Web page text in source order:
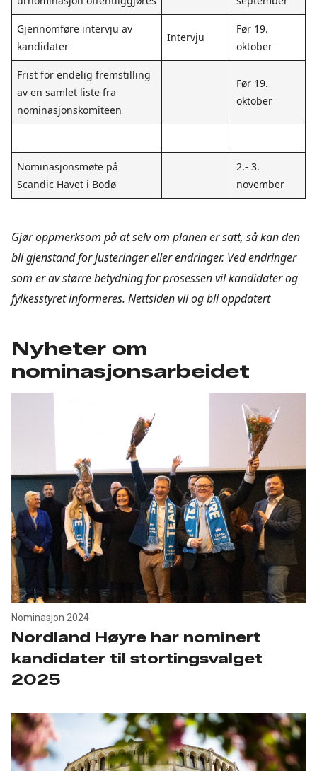
Gjennomføre intervju av
kandidater
Intervju
Før 19.
oktober
Frist for endelig fremstilling
av en samlet liste fra
nominasjonskomiteen
Før 19.
oktober
Nominasjonsmøte på
Scandic Havet i Bodø
2.- 3.
november
Gjør oppmerksom på at selv om planen er satt, så kan den
bli gjenstand for justeringer eller endringer. Ved endringer
som er av større betydning for prosessen vil kandidater og
fylkesstyret informeres. Nettsiden vil og bli oppdatert
Nyheter om
nominasjonsarbeidet
Nominasjon 2024
Nordland Høyre har nominert
kandidater til stortingsvalget
2025